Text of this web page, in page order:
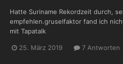
Hatte Suriname Rekordzeit durch,
empfehlen.gruselfaktor fand ich
mit Tapatalk
25. März 2019 7 Antworten